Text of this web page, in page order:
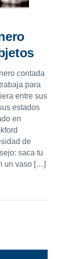
contada
para
entre sus
estados
en
de
saca tu
un vaso […]